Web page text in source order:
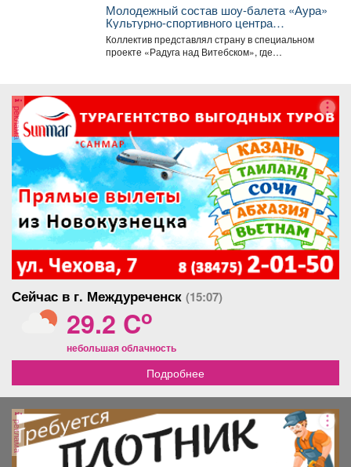
Молодежный состав шоу-балета «Аура»
Культурно-спортивного центра
металлургов победил в международном
конкурсе «Славянский базар» в
Витебске.
Коллектив представлял страну в специальном
проекте «Радуга над Витебском», где
реклама
Сейчас в г. Междуреченск (15:07)
29.2 Co
небольшая облачность
Подробнее
реклама